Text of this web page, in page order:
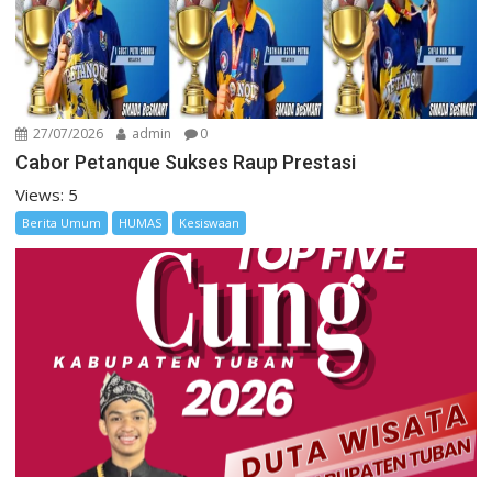
27/07/2026 admin 0
Cabor Petanque Sukses Raup Prestasi
Views: 5
Berita Umum HUMAS Kesiswaan